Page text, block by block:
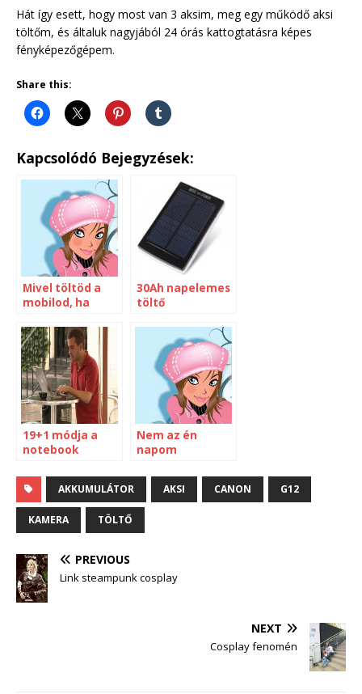
Hát így esett, hogy most van 3 aksim, meg egy működő aksi
töltőm, és általuk nagyjából 24 órás kattogtatásra képes
fényképezőgépem.
Share this:
Kapcsolódó Bejegyzések:
Mivel töltöd a
mobilod, ha
30Ah napelemes
töltő
19+1 módja a
notebook
meghosszabbítá
sára
Nem az én
napom
AKKUMULÁTOR AKSI CANON G12
KAMERA TÖLTŐ
PREVIOUS
Link steampunk cosplay
NEXT
Cosplay fenomén